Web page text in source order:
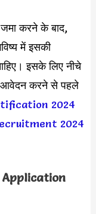
करने के बाद,
में इसकी
इसके लिए नीचे
आवेदन करने से पहले
2024
2024
Application